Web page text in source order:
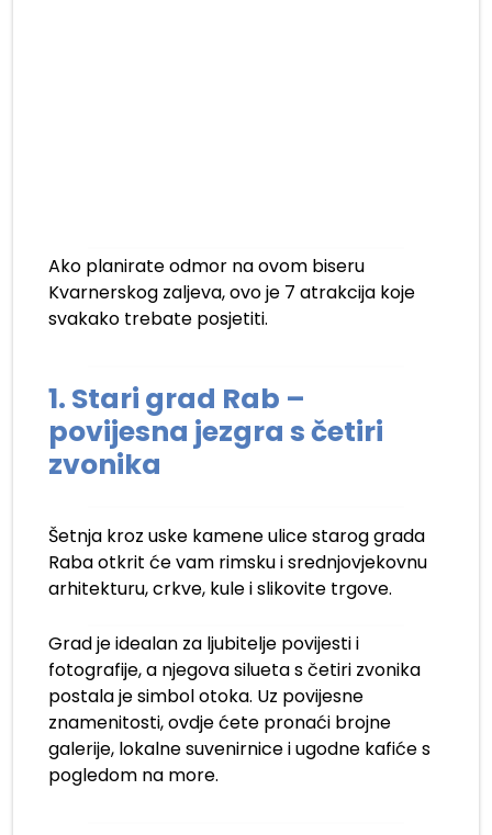
Ako planirate odmor na ovom biseru
Kvarnerskog zaljeva, ovo je 7 atrakcija koje
svakako trebate posjetiti.
1. Stari grad Rab –
povijesna jezgra s četiri
zvonika
Šetnja kroz uske kamene ulice starog grada
Raba otkrit će vam rimsku i srednjovjekovnu
arhitekturu, crkve, kule i slikovite trgove.
Grad je idealan za ljubitelje povijesti i
fotografije, a njegova silueta s četiri zvonika
postala je simbol otoka. Uz povijesne
znamenitosti, ovdje ćete pronaći brojne
galerije, lokalne suvenirnice i ugodne kafiće s
pogledom na more.